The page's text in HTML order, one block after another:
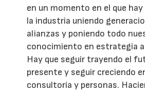
en un momento en el que
la industria uniendo
alianzas y poniendo todo
conocimiento en estrategia
Hay que seguir trayendo el
presente y seguir creciendo
consultoría y personas.